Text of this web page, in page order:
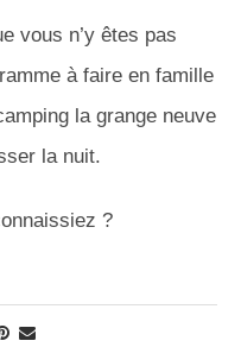
vous n’y êtes pas
à faire en famille
la grange neuve
la nuit.
?